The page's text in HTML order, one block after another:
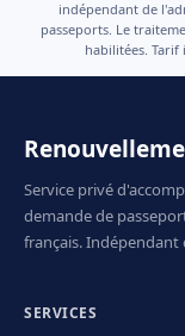
indépendant de
passeports. Le
habilitées.
Service privé
demande de
français.
SERVICES